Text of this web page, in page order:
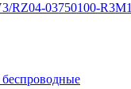
RZ04-03750100-R3M1